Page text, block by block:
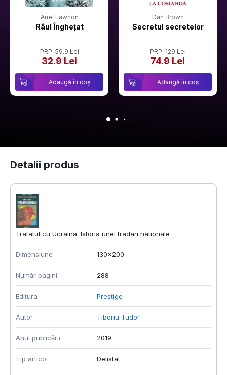
Ariel Lawhon
Râul Înghețat
PRP: 59.9 Lei
32.9 Lei
Adaugă în coș
Dan Brown
Secretul secretelor
PRP: 129 Lei
74.9 Lei
Adaugă în coș
Detalii produs
Tratatul cu Ucraina. Istoria unei tradari nationale
Dimensiune 130x200
Număr pagini 288
Editura Prestige
Autor Tiberiu Tudor
Anul publicării 2019
Tip articol Delistat